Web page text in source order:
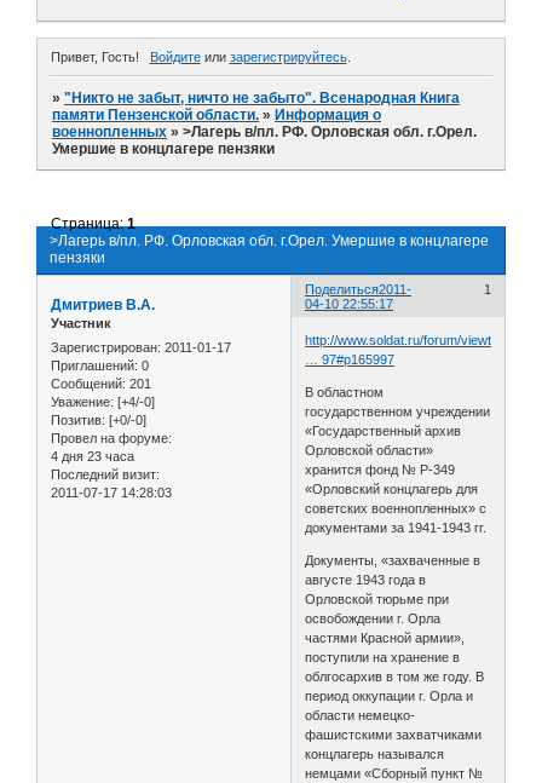
Привет, Гость! Войдитеили зарегистрируйтесь.
»"Никто не забыт, ничто не забыто". Всенародная Книга
памяти Пензенской области. » Информация о
военнопленных »>Лагерь в/пл. РФ. Орловская обл. г.Орел.
Умершие в концлагере пензяки
>Лагерь в/пл. РФ. Орловская обл. г.Орел. Умершие в концлагере
пензяки
Страница:1
Поделиться 1
2011-
04-10 22:55:17
Дмитриев В.А.
Участник
Зарегистрирован: 2011-01-17
Приглашений: 0
Сообщений: 201
Уважение: [+4/-0]
Позитив: [+0/-0]
Провел на форуме:
4 дня 23 часа
Последний визит:
2011-07-17 14:28:03
http://www.soldat.ru/forum/viewtopic.ph
… 97#p165997
В областном
государственном учреждении
«Государственный архив
Орловской области»
хранится фонд № Р-349
«Орловский концлагерь для
советских военнопленных» с
документами за 1941-1943 гг.
Документы, «захваченные в
августе 1943 года в
Орловской тюрьме при
освобождении г. Орла
частями Красной армии»,
поступили на хранение в
облгосархив в том же году. В
период оккупации г. Орла и
области немецко-
фашистскими захватчиками
концлагерь назывался
немцами «Сборный пункт №